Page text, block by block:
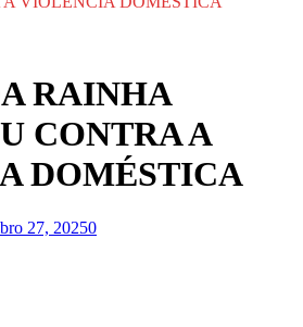
RAINHA
CONTRA A
DOMÉSTICA
27, 20250